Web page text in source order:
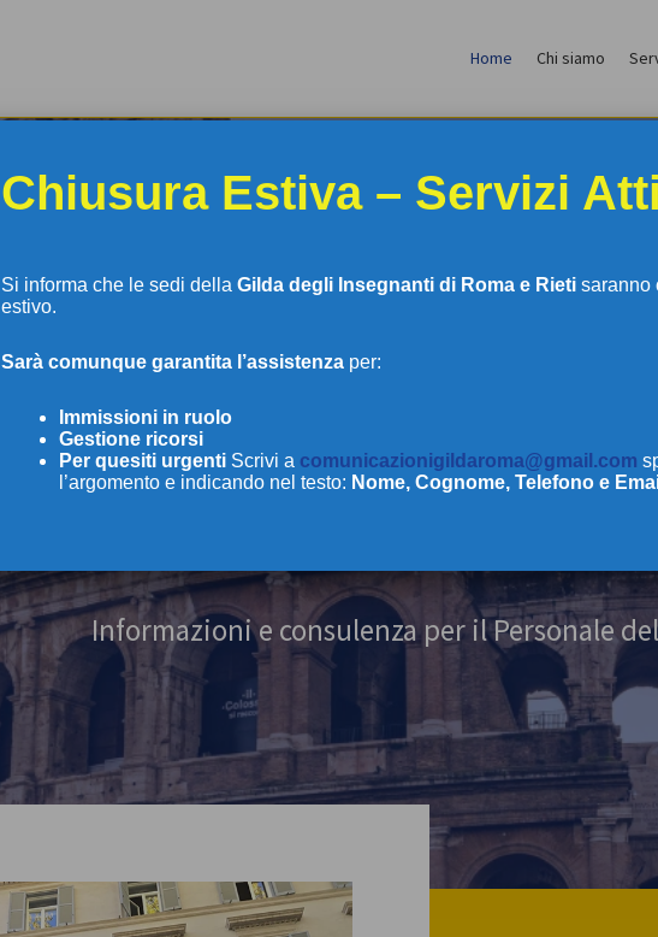
Home Chi siamo
GILDA DEGLI
Informazioni e consulenza per il Personale
Chiusura Estiva – Servizi
Si informa che le sedi della Gilda degli Insegnanti di Roma e Rietisaranno
estivo.
Sarà comunque garantita l’assistenzaper:
Immissioni in ruolo
Gestione ricorsi
Perquesiti urgenti Scrivi a comunicazionigildaroma@gmail.com
l’argomento e indicando nel testo: Nome, Cognome, Telefono e